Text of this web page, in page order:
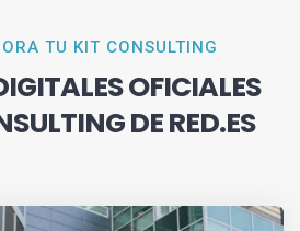
TU KIT CONSULTING
OFICIALES
DE RED.ES